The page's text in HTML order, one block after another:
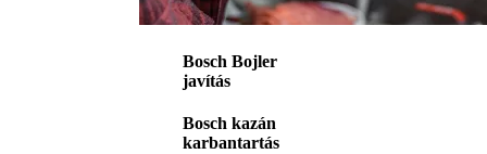
Bosch Bojler
javítás
Bosch kazán
karbantartás